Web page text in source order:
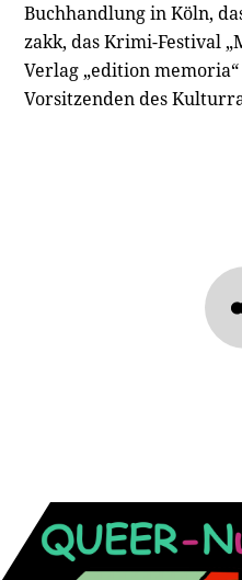
Buchhandlung in Köln,
zakk, das Krimi-Festival
Verlag „edition
Vorsitzenden des